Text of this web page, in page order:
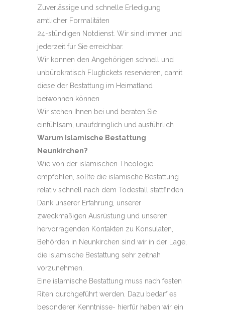
Zuverlässige und schnelle Erledigung
amtlicher Formalitäten
24-stündigen Notdienst. Wir sind immer und
jederzeit für Sie erreichbar.
Wir können den Angehörigen schnell und
unbürokratisch Flugtickets reservieren, damit
diese der Bestattung im Heimatland
beiwohnen können
Wir stehen Ihnen bei und beraten Sie
einfühlsam, unaufdringlich und ausführlich
Warum Islamische Bestattung
Neunkirchen?
Wie von der islamischen Theologie
empfohlen, sollte die islamische Bestattung
relativ schnell nach dem Todesfall stattfinden.
Dank unserer Erfahrung, unserer
zweckmäßigen Ausrüstung und unseren
hervorragenden Kontakten zu Konsulaten,
Behörden in Neunkirchen sind wir in der Lage,
die islamische Bestattung sehr zeitnah
vorzunehmen.
Eine islamische Bestattung muss nach festen
Riten durchgeführt werden. Dazu bedarf es
besonderer Kenntnisse- hierfür haben wir ein